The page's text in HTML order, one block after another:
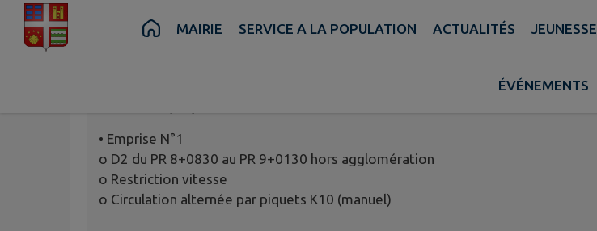
Contenu Recherche Pied de page
MAIRIE SERVICE A LA POPULATION ACTUALITÉS JEUNESSE
ÉVÉNEMENTS
• Emprise N°1
o D2 du PR 8+0830 au PR 9+0130 hors agglomération
o Restriction vitesse
o Circulation alternée par piquets K10 (manuel)